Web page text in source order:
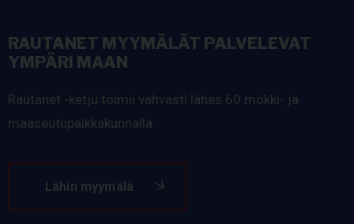
RAUTANET MYYMÄLÄT PALVELEVAT
YMPÄRI MAAN
Rautanet -ketju toimii vahvasti lähes 60 mökki- ja
maaseutupaikkakunnalla.
Lähin myymälä